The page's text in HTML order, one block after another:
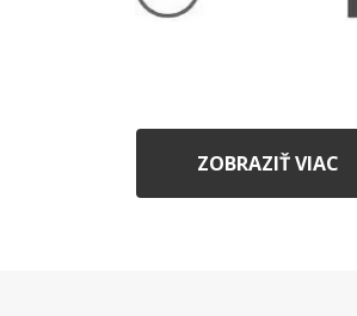
ZOBRAZIŤ VIAC